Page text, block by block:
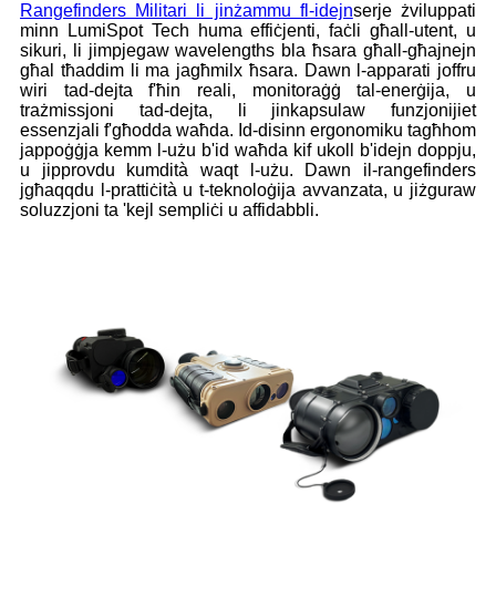
Rangefinders Militari li jinżammu fl-idejnserje żviluppati
minn LumiSpot Tech huma effiċjenti, faċli għall-utent, u
sikuri, li jimpjegaw wavelengths bla ħsara għall-għajnejn
għal tħaddim li ma jagħmilx ħsara. Dawn l-apparati joffru
wiri tad-dejta f'ħin reali, monitoraġġ tal-enerġija, u
trażmissjoni tad-dejta, li jinkapsulaw funzjonijiet
essenzjali f'għodda waħda. Id-disinn ergonomiku tagħhom
jappoġġja kemm l-użu b'id waħda kif ukoll b'idejn doppju,
u jipprovdu kumdità waqt l-użu. Dawn il-rangefinders
jgħaqqdu l-prattiċità u t-teknoloġija avvanzata, u jiżguraw
soluzzjoni ta 'kejl sempliċi u affidabbli.